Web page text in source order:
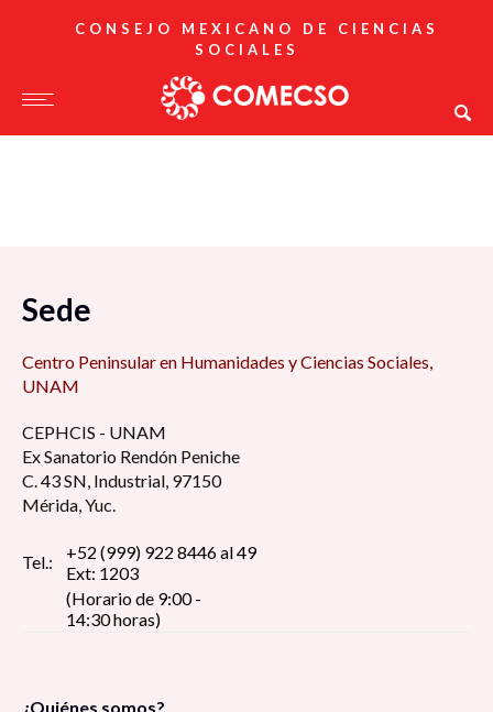
CONSEJO MEXICANO DE CIENCIAS
SOCIALES
Sede
Centro Peninsular en Humanidades y Ciencias Sociales,
UNAM
CEPHCIS - UNAM
Ex Sanatorio Rendón Peniche
C. 43 SN, Industrial, 97150
Mérida, Yuc.
Tel.:
+52 (999) 922 8446 al 49
Ext: 1203
(Horario de 9:00 -
14:30 horas)
¿Quiénes somos?